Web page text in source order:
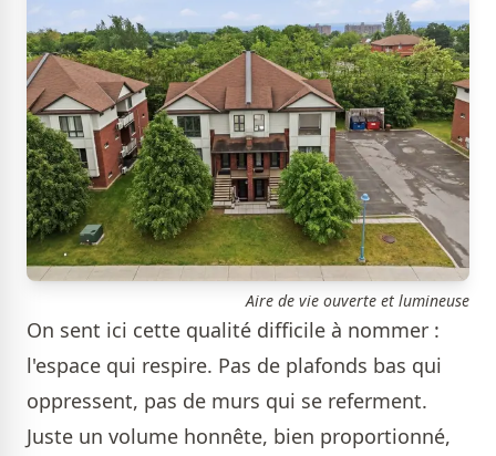
Aire de vie ouverte et lumineuse
On sent ici cette qualité difficile à nommer :
l'espace qui respire. Pas de plafonds bas qui
oppressent, pas de murs qui se referment.
Juste un volume honnête, bien proportionné,